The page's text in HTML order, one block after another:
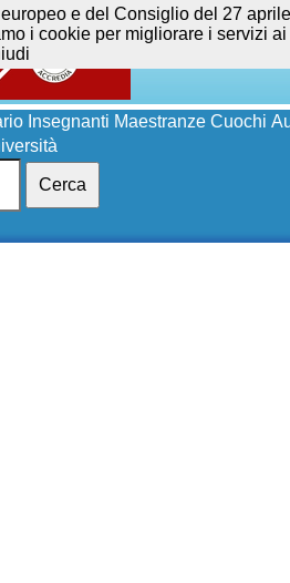
Insegnanti Maestranze Cuochi
Cerca
e del Consiglio del 27
i cookie per migliorare i servizi